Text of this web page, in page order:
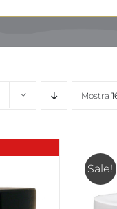
Mostra
Sale!